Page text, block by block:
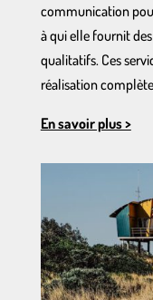
communication
à qui elle fournit
qualitatifs. Ces
réalisation
En savoir plus >